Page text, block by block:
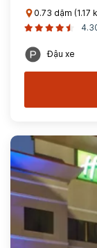
0.73 dặm
Đậu xe